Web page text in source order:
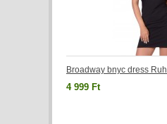
Broadway bnyc dress
4 999 Ft